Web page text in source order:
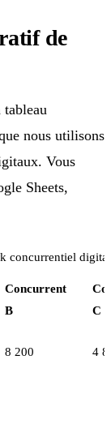
de
nous utilisons
Vous
Sheets,
concurrentiel digital
Concurrent
B
C
8 200 4